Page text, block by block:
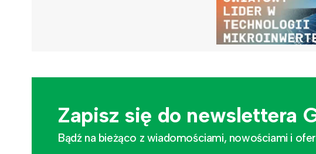
Zapisz się do newslettera
Bądź na bieżąco z wiadomościami, nowościami i